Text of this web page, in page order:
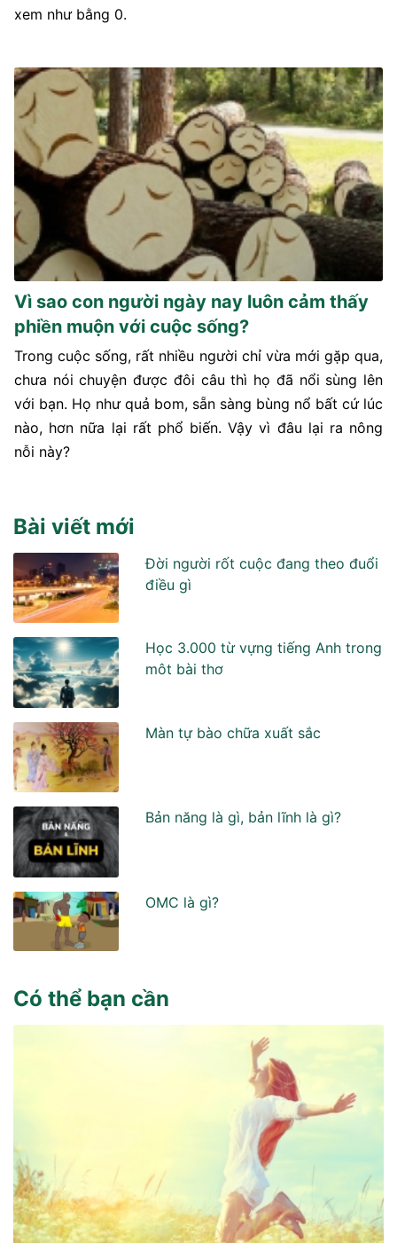
xem như bằng 0.
Vì sao con người ngày nay luôn cảm thấy
phiền muộn với cuộc sống?
Trong cuộc sống, rất nhiều người chỉ vừa mới gặp qua,
chưa nói chuyện được đôi câu thì họ đã nổi sùng lên
với bạn. Họ như quả bom, sẵn sàng bùng nổ bất cứ lúc
nào, hơn nữa lại rất phổ biến. Vậy vì đâu lại ra nông
nỗi này?
Bài viết mới
Đời người rốt cuộc đang theo đuổi
điều gì
Học 3.000 từ vựng tiếng Anh trong
môt bài thơ
Màn tự bào chữa xuất sắc
Bản năng là gì, bản lĩnh là gì?
OMC là gì?
Có thể bạn cần